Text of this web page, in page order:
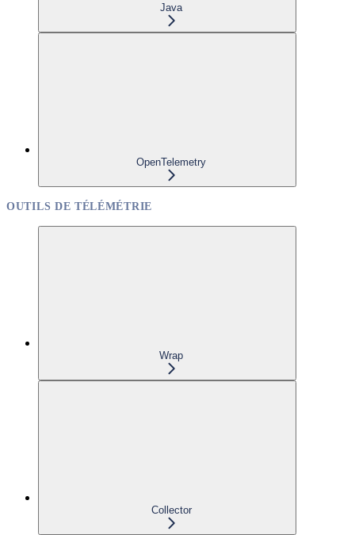
Java
OpenTelemetry
OUTILS DE TÉLÉMÉTRIE
Wrap
Collector